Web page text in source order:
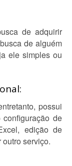
de adquirir
de alguém
ele simples ou
possui
de
edição de
serviço.